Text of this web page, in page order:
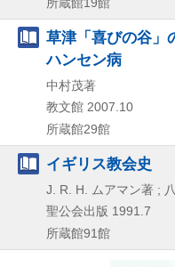
草津「喜びの谷」
ハンセン病
中村茂著
教文館 2007.10
所蔵館29館
イギリス教会史
J. R. H. ムアマン著 ;
聖公会出版 1991.7
所蔵館91館